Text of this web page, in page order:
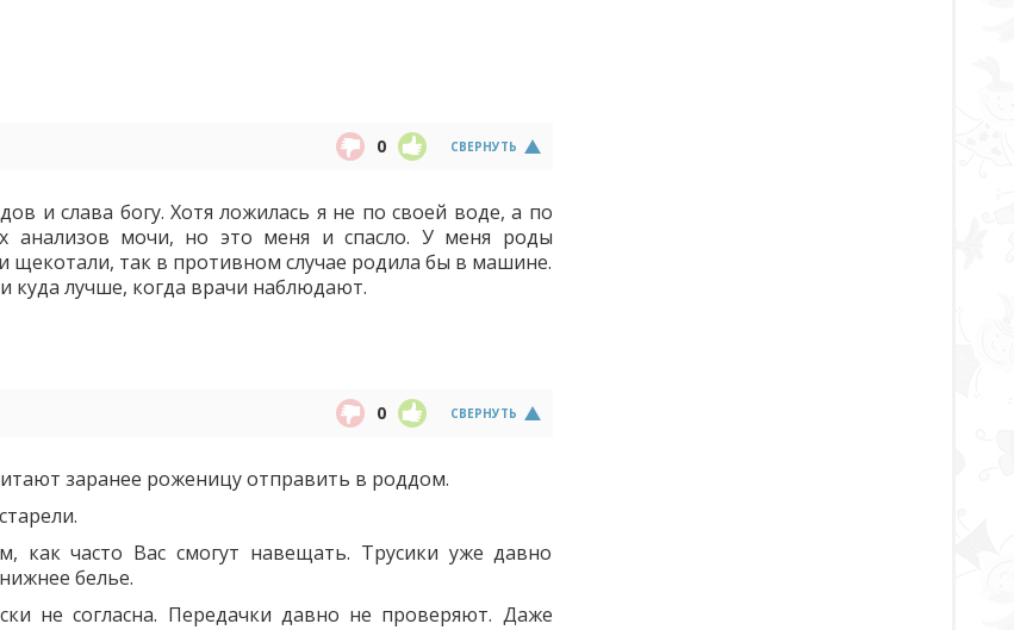
СВЕРНУТЬ
0
и слава богу. Хотя ложилась я не по своей воде, а по
анализов мочи, но это меня и спасло. У меня роды
щекотали, так в противном случае родила бы в машине.
куда лучше, когда врачи наблюдают.
СВЕРНУТЬ
0
заранее роженицу отправить в роддом.
как часто Вас смогут навещать. Трусики уже давно
белье.
не согласна. Передачки давно не проверяют. Даже